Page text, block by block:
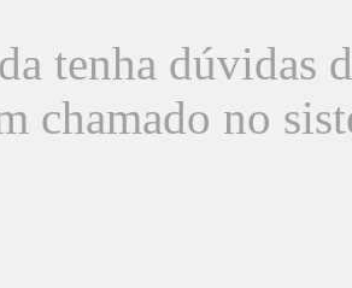
tenha dúvidas
chamado no